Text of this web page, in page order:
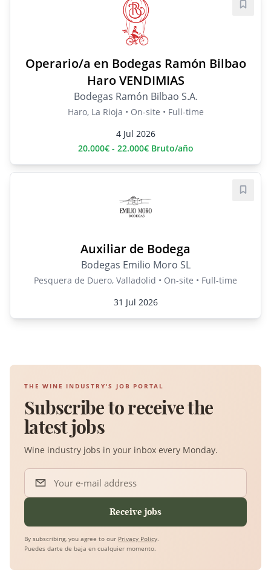
Operario/a en Bodegas Ramón Bilbao
Haro VENDIMIAS
Bodegas Ramón Bilbao S.A.
Haro, La Rioja • On-site • Full-time
4 Jul 2026
20.000€ - 22.000€ Bruto/año
Save
Auxiliar de Bodega
Bodegas Emilio Moro SL
Pesquera de Duero, Valladolid • On-site • Full-time
31 Jul 2026
Save
THE WINE INDUSTRY'S JOB PORTAL
Subscribe to receive the
latest jobs
Wine industry jobs in your inbox every Monday.
Your e-mail address
Receive jobs
By subscribing, you agree to our Privacy Policy.
Puedes darte de baja en cualquier momento.